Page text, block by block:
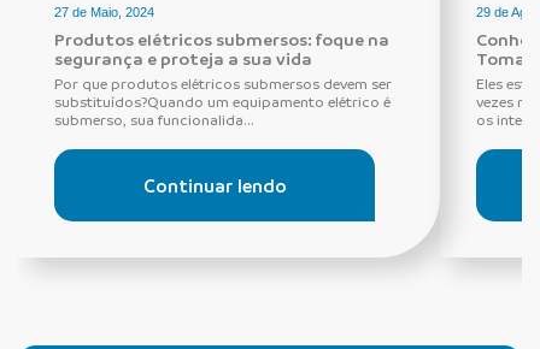
27 de Maio, 2024
Produtos elétricos submersos: foque na
segurança e proteja a sua vida
Por que produtos elétricos submersos devem ser
substituídos?Quando um equipamento elétrico é
submerso, sua funcionalida...
Continuar lendo
29 de
Eles
vezes
os